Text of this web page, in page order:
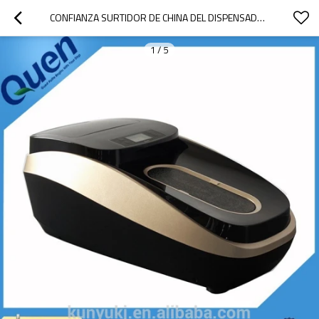
CONFIANZA SURTIDOR DE CHINA DEL DISPENSADOR DE LA MÁQUINA PARA CUBIERTAS DEL ZAPATO
1/5